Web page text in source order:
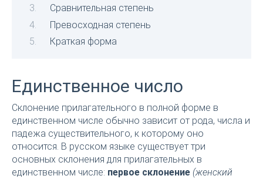
Сравнительная степень
Превосходная степень
Краткая форма
Единственное число
Склонение прилагательного в полной форме в
единственном числе обычно зависит от рода, числа и
падежа существительного, к которому оно
относится. В русском языке существует три
основных склонения для прилагательных в
единственном числе: первое склонение (женский